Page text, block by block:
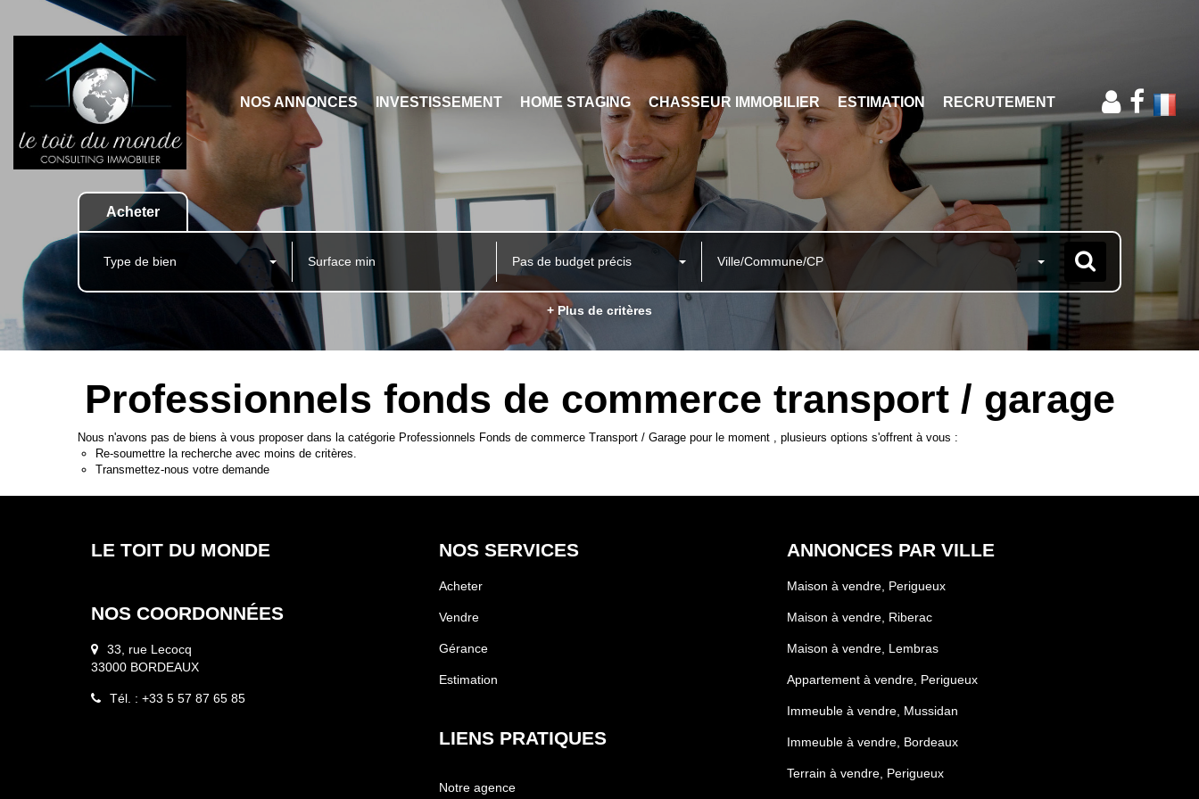
NOS ANNONCES INVESTISSEMENT HOME STAGING CHASSEUR IMMOBILIER ESTIMATION RECRUTEMENT
Acheter
Type de bien Pas de budget précis Ville/Commune/CP
+ Plus de critères
Professionnels fonds de commerce transport / garage
Nous n'avons pas de biens à vous proposer dans la catégorie Professionnels Fonds de commerce Transport / Garage pour le moment , plusieurs options s'offrent à vous :
Re-soumettre la recherche avec moins de critères.
Transmettez-nous votre demande
LE TOIT DU MONDE
NOS COORDONNÉES
33, rue Lecocq
33000 BORDEAUX
Tél. : +33 5 57 87 65 85
NOS SERVICES
Acheter
Vendre
Gérance
Estimation
LIENS PRATIQUES
Notre agence
ANNONCES PAR VILLE
Maison à vendre, Perigueux
Maison à vendre, Riberac
Maison à vendre, Lembras
Appartement à vendre, Perigueux
Immeuble à vendre, Mussidan
Immeuble à vendre, Bordeaux
Terrain à vendre, Perigueux